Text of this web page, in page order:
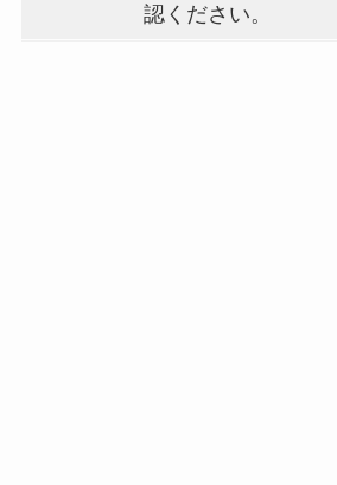
認ください。